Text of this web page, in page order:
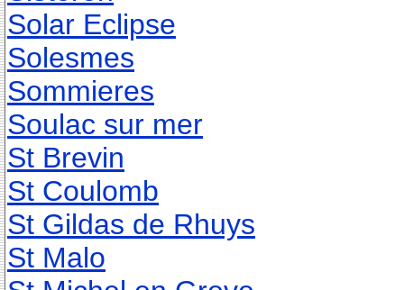
Solar Eclipse
Solesmes
Sommieres
Soulac sur mer
St Brevin
St Coulomb
St Gildas de Rhuys
St Malo